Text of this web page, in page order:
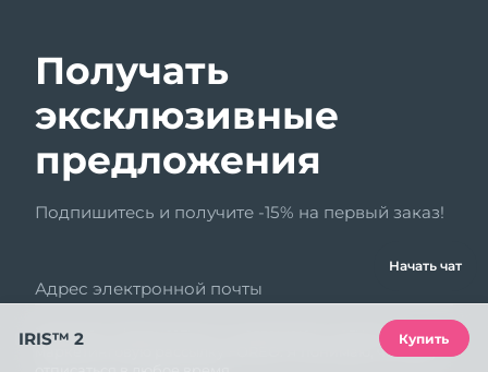
Получать
эксклюзивные
предложения
Подпишитесь и получите -15% на первый заказ!
Адрес электронной почты
Нажимая «Подписаться», я соглашаюсь получать
маркетинговую рассылку FOREO. Я понимаю, что могу
Начать чат
IRIS™ 2 Купить